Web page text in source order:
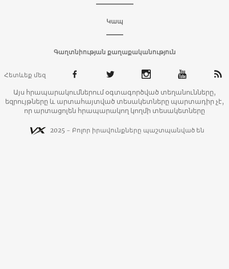
Կապ
Գաղտնիության քաղաքականություն
Հետևեք մեզ
Այս հրապարակումներում օգտագործված տեղանունները,
եզրույթները և արտահայտված տեսակետները պարտադիր չէ,
որ արտացոլեն հրապարակող կողմի տեսակետները
2025 - Բոլոր իրավունքները պաշտպանված են